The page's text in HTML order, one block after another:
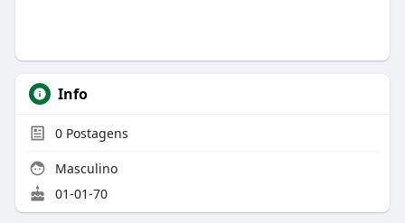
Info
0Postagens
Masculino
01-01-70